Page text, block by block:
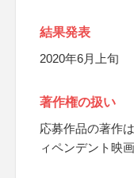
結果発表
2020年6月上旬
著作権の扱い
応募作品の著作
ィペンデント映